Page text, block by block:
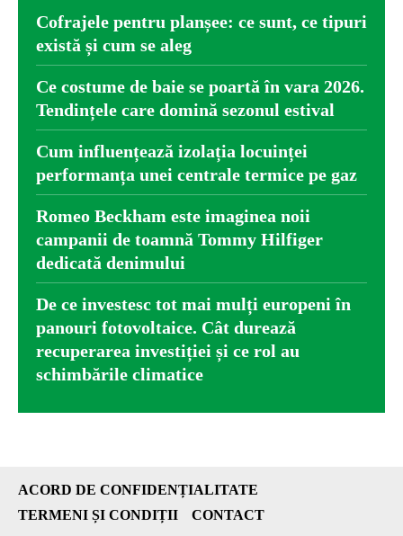
Cofrajele pentru planșee: ce sunt, ce tipuri
există și cum se aleg
Ce costume de baie se poartă în vara 2026.
Tendințele care domină sezonul estival
Cum influențează izolația locuinței
performanța unei centrale termice pe gaz
Romeo Beckham este imaginea noii
campanii de toamnă Tommy Hilfiger
dedicată denimului
De ce investesc tot mai mulți europeni în
panouri fotovoltaice. Cât durează
recuperarea investiției și ce rol au
schimbările climatice
ACORD DE CONFIDENȚIALITATE
TERMENI ȘI CONDIȚII
CONTACT